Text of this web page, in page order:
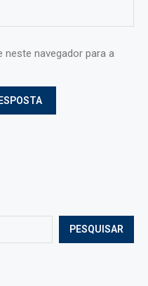
neste navegador para a
PESQUISAR